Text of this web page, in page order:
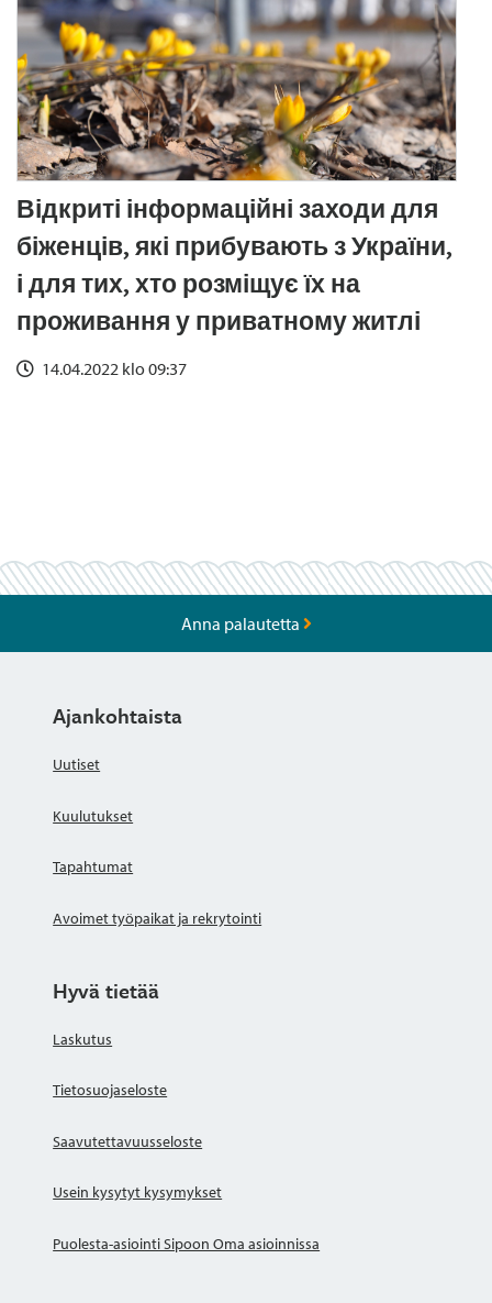
Відкриті інформаційні заходи для
біженців, які прибувають з України,
і для тих, хто розміщує їх на
проживання у приватному житлі
14.04.2022 klo 09:37
Anna palautetta
Ajankohtaista
Uutiset
Kuulutukset
Tapahtumat
Avoimet työpaikat ja rekrytointi
Hyvä tietää
Laskutus
Tietosuojaseloste
Saavutettavuusseloste
Usein kysytyt kysymykset
Puolesta-asiointi Sipoon Oma asioinnissa